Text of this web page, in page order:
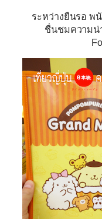
ระหว่างยืนรอ พ
ชื่นชมความน่